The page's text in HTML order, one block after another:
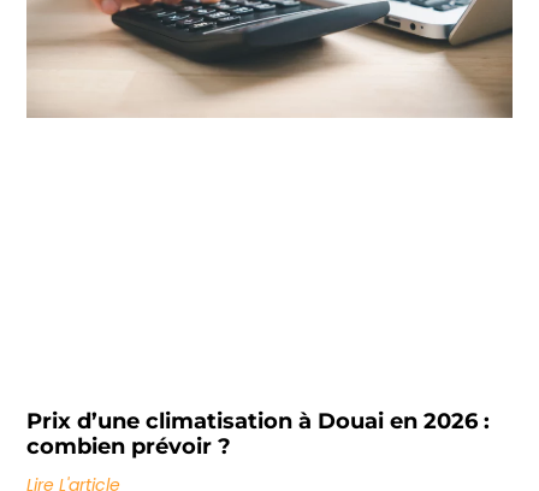
Prix d’une climatisation à Douai en 2026 :
combien prévoir ?
Lire L'article